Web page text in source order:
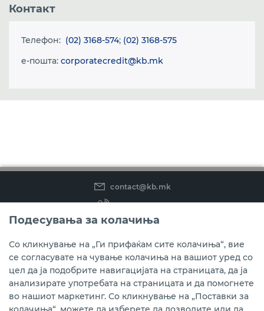
Контакт
Телефон: (02) 3168-574; (02) 3168-575
e-пошта: corporatecredit@kb.mk
contact@kb.mk
(02) 3 296 800
Instagram
LinkedIn
Youtube
Преземете ја мобилната апликација мБанкаКо.
Подесувања за колачиња
Со кликнување на „Ги прифаќам сите колачиња“, вие
се согласувате на чување колачиња на вашиот уред со
цел да ја подобрите навигацијата на страницата, да ја
анализирате употребата на страницата и да помогнете
во нашиот маркетинг. Со кликнување на „Поставки за